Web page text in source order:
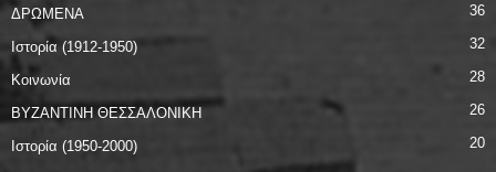
ΔΡΩΜΕΝΑ 36
Ιστορία (1912-1950) 32
Κοινωνία 28
ΒΥΖΑΝΤΙΝΗ ΘΕΣΣΑΛΟΝΙΚΗ 26
Ιστορία (1950-2000) 20